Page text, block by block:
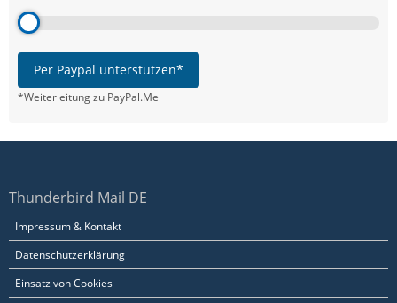
Per Paypal unterstützen*
*Weiterleitung zu PayPal.Me
Thunderbird Mail DE
Impressum & Kontakt
Datenschutzerklärung
Einsatz von Cookies